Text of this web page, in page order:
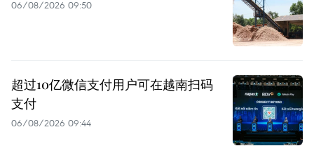
06/08/2026 09:50
超过10亿微信支付用户可在越南扫码
支付
06/08/2026 09:44